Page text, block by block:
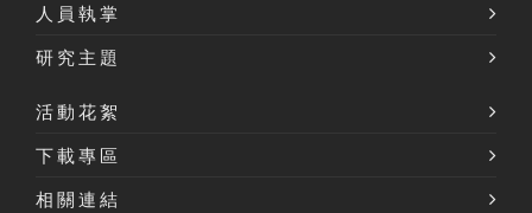
人員執掌
研究主題
活動花絮
下載專區
相關連結